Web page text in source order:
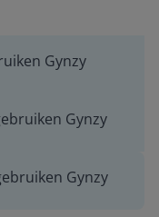
Gynzy
Gynzy
Gynzy